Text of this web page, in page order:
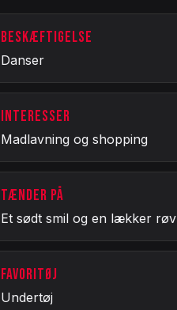
BESKÆFTIGELSE
Danser
INTERESSER
Madlavning og shopping
TÆNDER PÅ
Et sødt smil og en lækker røv
FAVORITØJ
Undertøj